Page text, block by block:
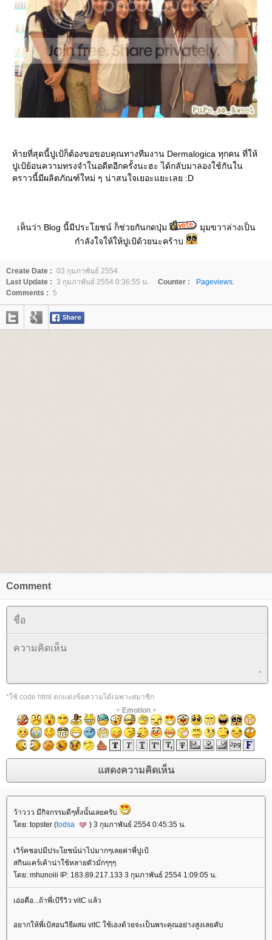
ท้ายที่สุดนี้ปูเป้ก็ต้องขอขอบคุณทางทีมงาน Dermalogica ทุกคน ที่ให้
ปูเป้ย้อนความทรงจำในอดีตอีกครั้งนะฮะ ได้กลับมาลองใช้กันใน
คราวนี้มีผลิตภัณฑ์ใหม่ ๆ น่าสนใจเยอะแยะเลย :D
เห็นว่า Blog นี้มีประโยชน์ ก็ช่วยกันกดปุ่ม
มุมขวาล่างเป็น
กำลังใจให้ให้ปูเป้ด้วยนะคร้าบ
Create Date : 03 กุมภาพันธ์ 2554
Last Update : 3 กุมภาพันธ์ 2554 0:36:55 น. Counter :
Pageviews.
Comments : 5
Comment
*ใช้ code html ตกแต่งข้อความได้เฉพาะสมาชิก
+ Emotion+
ว้าววว มีกิจกรรมดีๆทั้งนั้นเลยครับ
ดย: topster (todsa ) 3 กุมภาพันธ์ 2554 0:45:35 น.
เวิร์คชอปมีประโยชน์น่าไปมากๆเลยค่าพี่ปูเป้
สกินแคร์เค้าน่าใช้หลายตัวมั่กๆๆๆ
ดย: mhunoiii IP: 183.89.217.133 3 กุมภาพันธ์ 2554 1:09:05 น.
เอ่อคือ...ถ้าพี่เป้รีวิว vitC แล้ว
อยากให้พี่เป้สอนวิธีผสม vitC ใช้เองด้วยจะเป็นพระคุณอย่างสูงเลยคับ